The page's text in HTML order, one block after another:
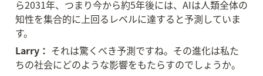
ら2031年、つまり今から約5年後には、AIは人類全体の
知性を集合的に上回るレベルに達すると予測していま
す。
Larry： それは驚くべき予測ですね。その進化は私た
ちの社会にどのような影響をもたらすのでしょうか。